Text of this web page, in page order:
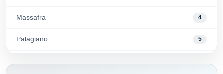
Massafra 4
Palagiano 5